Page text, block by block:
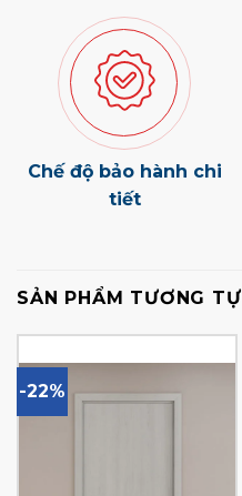
Chế độ bảo hành chi
tiết
SẢN PHẨM TƯƠNG TỰ
-22%